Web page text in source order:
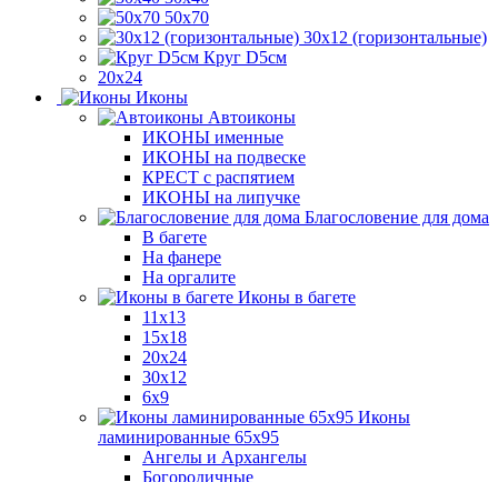
50x70
30x12 (горизонтальные)
Круг D5см
20х24
Иконы
Автоиконы
ИКОНЫ именные
ИКОНЫ на подвеске
КРЕСТ с распятием
ИКОНЫ на липучке
Благословение для дома
В багете
На фанере
На оргалите
Иконы в багете
11x13
15x18
20x24
30х12
6x9
Иконы
ламинированные 65x95
Ангелы и Архангелы
Богородичные